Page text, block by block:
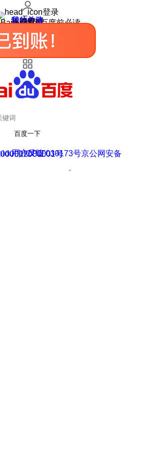
登录
我的关注
我的收藏
皮肤中心
用户反馈
设置
使用百度前必读
百度一下
用户反馈
京ICP证030173号
网安备11000002000001号